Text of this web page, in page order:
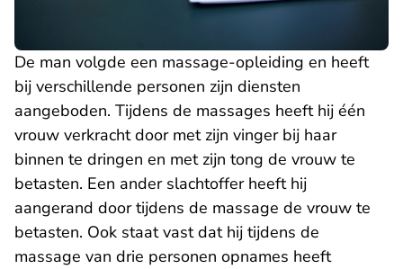
De man volgde een massage-opleiding en heeft
bij verschillende personen zijn diensten
aangeboden. Tijdens de massages heeft hij één
vrouw verkracht door met zijn vinger bij haar
binnen te dringen en met zijn tong de vrouw te
betasten. Een ander slachtoffer heeft hij
aangerand door tijdens de massage de vrouw te
betasten. Ook staat vast dat hij tijdens de
massage van drie personen opnames heeft